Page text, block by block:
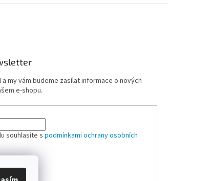
a my vám budeme zasílat informace o nových
e-shopu.
souhlasíte spodmínkami ochrany osobních